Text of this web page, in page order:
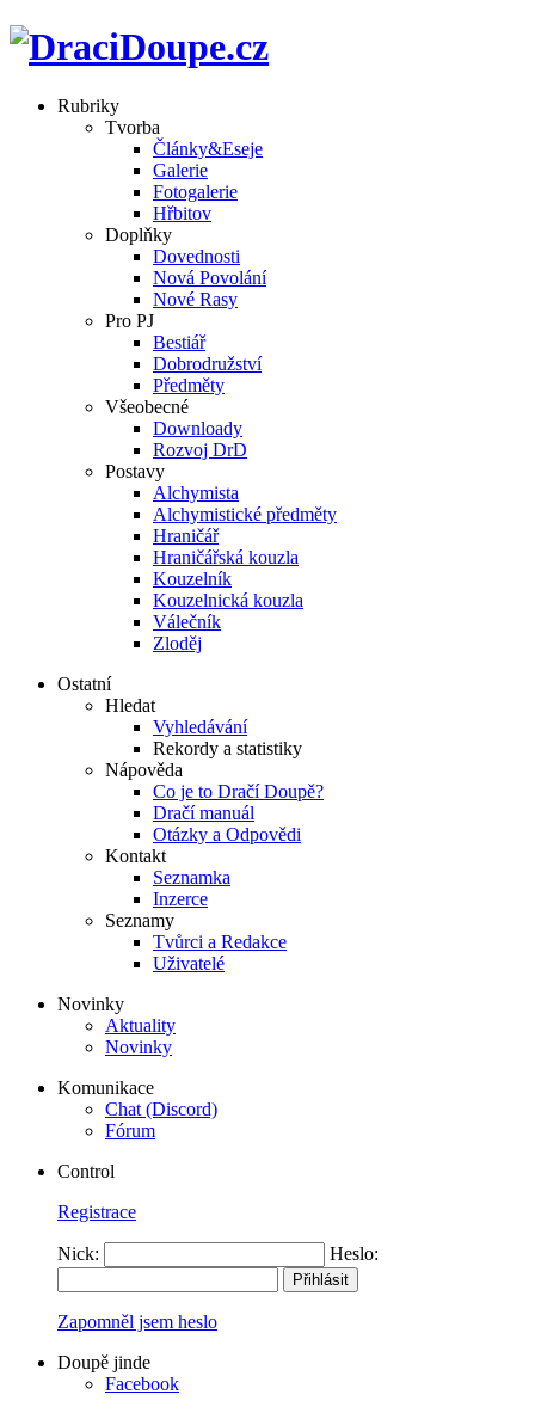
Rubriky
Tvorba
Články&Eseje
Galerie
Fotogalerie
Hřbitov
Doplňky
Dovednosti
Nová Povolání
Nové Rasy
Pro PJ
Bestiář
Dobrodružství
Předměty
Všeobecné
Downloady
Rozvoj DrD
Postavy
Alchymista
Alchymistické předměty
Hraničář
Hraničářská kouzla
Kouzelník
Kouzelnická kouzla
Válečník
Zloděj
Ostatní
Hledat
Vyhledávání
Rekordy a statistiky
Nápověda
Co je to Dračí Doupě?
Dračí manuál
Otázky a Odpovědi
Kontakt
Seznamka
Inzerce
Seznamy
Tvůrci a Redakce
Uživatelé
Novinky
Aktuality
Novinky
Komunikace
Chat (Discord)
Fórum
Control
Registrace
Nick: Heslo:
Zapomněl jsem heslo
Doupě jinde
Facebook